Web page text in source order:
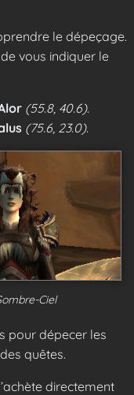
le dépeçage.
vous indiquer le
(55.8, 40.6).
(75.6, 23.0).
Ciel
pour dépecer les
quêtes.
directement